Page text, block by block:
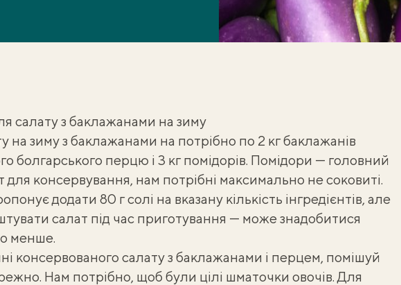
салату з баклажанами на зиму
на зиму з баклажанами на потрібно по 2 кг баклажанів
болгарського перцю і 3 кг помідорів. Помідори — головний
для консервування, нам потрібні максимально не соковиті.
додати 80 г солі на вказану кількість інгредієнтів, але
салат під час приготування — може знадобитися
менше.
консервованого салату з баклажанами і перцем, помішуй
Нам потрібно, щоб були цілі шматочки овочів. Для